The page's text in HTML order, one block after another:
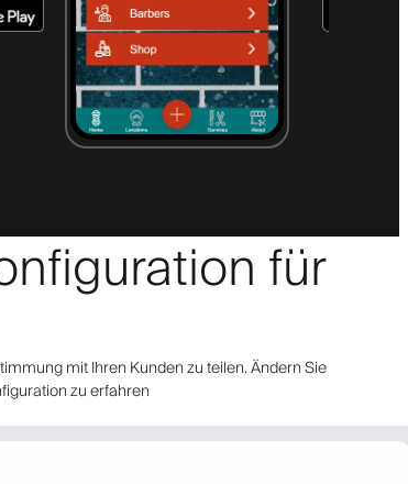
für
mit Ihren Kunden zu teilen. Ändern Sie
zu erfahren